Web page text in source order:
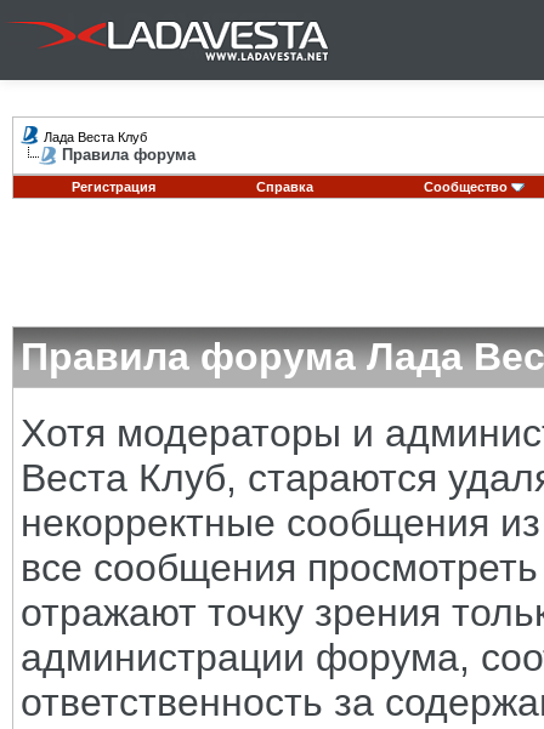
Лада Веста Клуб
Правила форума
Регистрация Справка Сообщество
Правила форума Лада
Хотя модераторы и
Веста Клуб, стараются
некорректные сообщения
все сообщения
отражают точку зрения
администрации форума,
ответственность за